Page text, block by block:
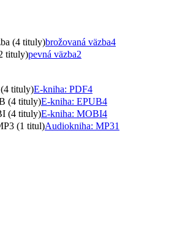
(4 tituly)brožovaná väzba4
tituly)pevná väzba2
tituly)E-kniha: PDF4
(4 tituly)E-kniha: EPUB4
(4 tituly)E-kniha: MOBI4
(1 titul)Audiokniha: MP31